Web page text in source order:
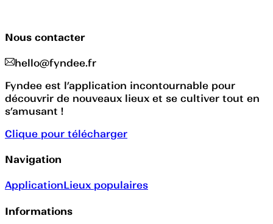
Nous contacter
hello@fyndee.fr
Fyndee est l’application incontournable pour
découvrir de nouveaux lieux et se cultiver tout en
s’amusant !
Clique pour télécharger
Navigation
ApplicationLieux populaires
Informations